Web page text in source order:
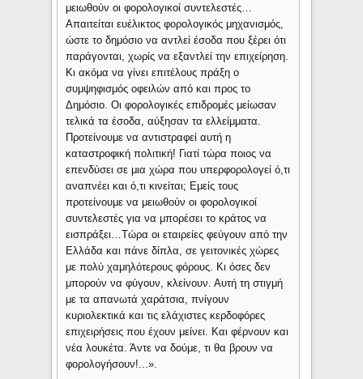
μειωθούν οι φορολογικοί συντελεστές…
Απαιτείται ευέλικτος φορολογικός μηχανισμός,
ώστε το δημόσιο να αντλεί έσοδα που ξέρει ότι
παράγονται, χωρίς να εξαντλεί την επιχείρηση.
Κι ακόμα να γίνει επιτέλους πράξη ο
συμψηφισμός οφειλών από και προς το
Δημόσιο. Οι φορολογικές επιδρομές μείωσαν
τελικά τα έσοδα, αύξησαν τα ελλείμματα.
Προτείνουμε να αντιστραφεί αυτή η
καταστροφική πολιτική! Γιατί τώρα ποιος να
επενδύσει σε μια χώρα που υπερφορολογεί ό,τι
αναπνέει και ό,τι κινείται; Εμείς τους
προτείνουμε να μειωθούν οι φορολογικοί
συντελεστές για να μπορέσει το κράτος να
εισπράξει…Τώρα οι εταιρείες φεύγουν από την
Ελλάδα και πάνε δίπλα, σε γειτονικές χώρες
με πολύ χαμηλότερους φόρους. Κι όσες δεν
μπορούν να φύγουν, κλείνουν. Αυτή τη στιγμή
με τα απανωτά χαράτσια, πνίγουν
κυριολεκτικά και τις ελάχιστες κερδοφόρες
επιχειρήσεις που έχουν μείνει. Και φέρνουν και
νέα λουκέτα. Άντε να δούμε, τι θα βρουν να
φορολογήσουν!...».